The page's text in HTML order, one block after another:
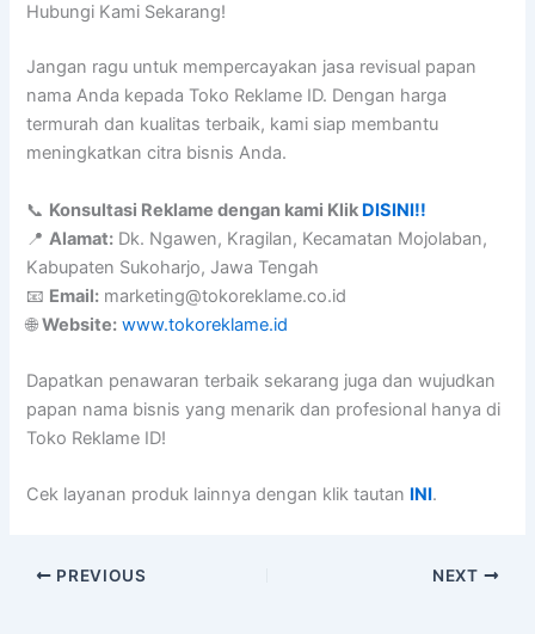
Hubungi Kami Sekarang!
Jangan ragu untuk mempercayakan jasa revisual papan
nama Anda kepada Toko Reklame ID. Dengan harga
termurah dan kualitas terbaik, kami siap membantu
meningkatkan citra bisnis Anda.
📞 Konsultasi Reklame dengan kami Klik DISINI!!
📍Alamat: Dk. Ngawen, Kragilan, Kecamatan Mojolaban,
Kabupaten Sukoharjo, Jawa Tengah
📧 Email: marketing@tokoreklame.co.id
🌐Website: www.tokoreklame.id
Dapatkan penawaran terbaik sekarang juga dan wujudkan
papan nama bisnis yang menarik dan profesional hanya di
Toko Reklame ID!
Cek layanan produk lainnya dengan klik tautan INI.
PREVIOUS NEXT